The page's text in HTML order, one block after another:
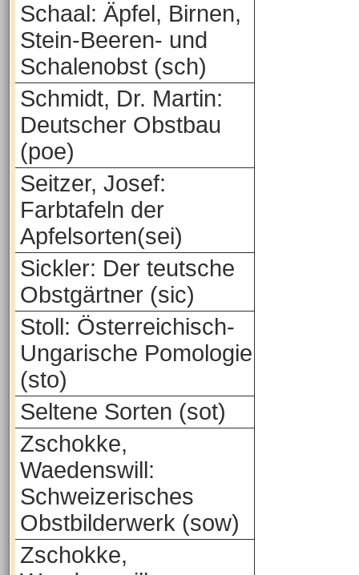
Schaal: Äpfel, Birnen,
Stein-Beeren- und
Schalenobst (sch)
Schmidt, Dr. Martin:
Deutscher Obstbau
(poe)
Seitzer, Josef:
Farbtafeln der
Apfelsorten(sei)
Sickler: Der teutsche
Obstgärtner (sic)
Stoll: Österreichisch-
Ungarische Pomologie
(sto)
Seltene Sorten (sot)
Zschokke,
Waedenswill:
Schweizerisches
Obstbilderwerk (sow)
Zschokke,